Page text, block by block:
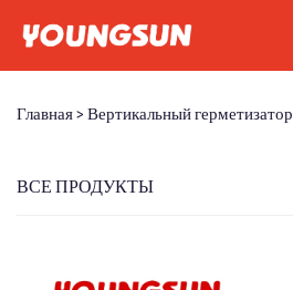
Главная >Вертикальный герметизатор
ВСЕ ПРОДУКТЫ